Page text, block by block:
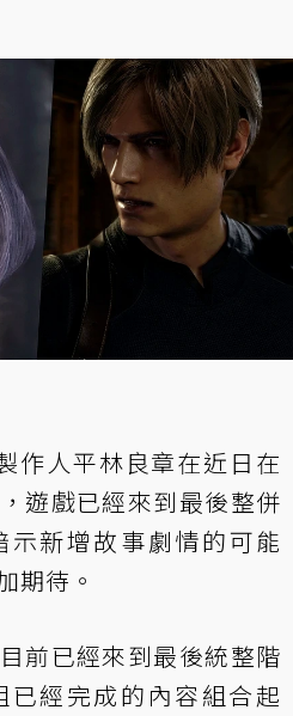
作人平林良章在近日在
遊戲已經來到最後整併
示新增故事劇情的可能
期待。
前已經來到最後統整階
經完成的內容組合起